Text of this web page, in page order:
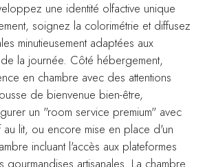
une identité olfactive unique
soignez la colorimétrie et diffusez
minutieusement adaptées aux
la journée. Côté hébergement,
en chambre avec des attentions
de bienvenue bien-être,
un "room service premium" avec
au lit, ou encore mise en place d'un
incluant l'accès aux plateformes
gourmandises artisanales. La chambre